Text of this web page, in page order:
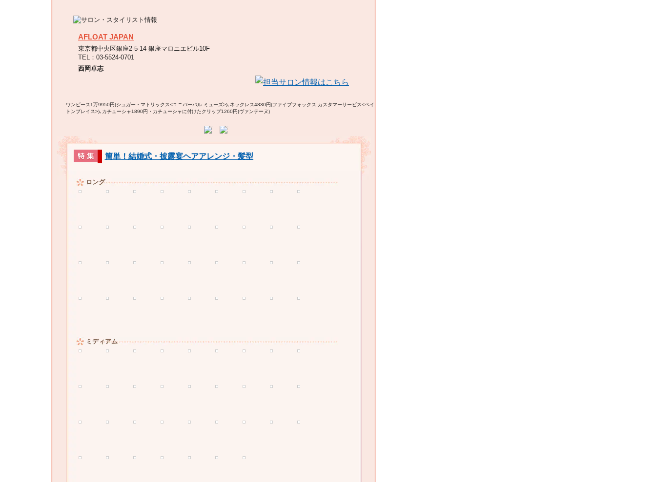
AFLOAT JAPAN
東京都中央区銀座2-5-14 銀座マロニエビル10F
TEL：03-5524-0701
西岡卓志
ワンピース1万9950円(シュガー・マトリックス<ユニバーバル ミューズ>)､ネックレス4830円(ファイブフォックス カスタマーサービス<ペイ
トンプレイス>)､カチューシャ1890円・カチューシャに付けたクリップ1260円(ヴァンテーヌ)
簡単！結婚式・披露宴ヘアアレンジ・髪型
ロング
ミディアム